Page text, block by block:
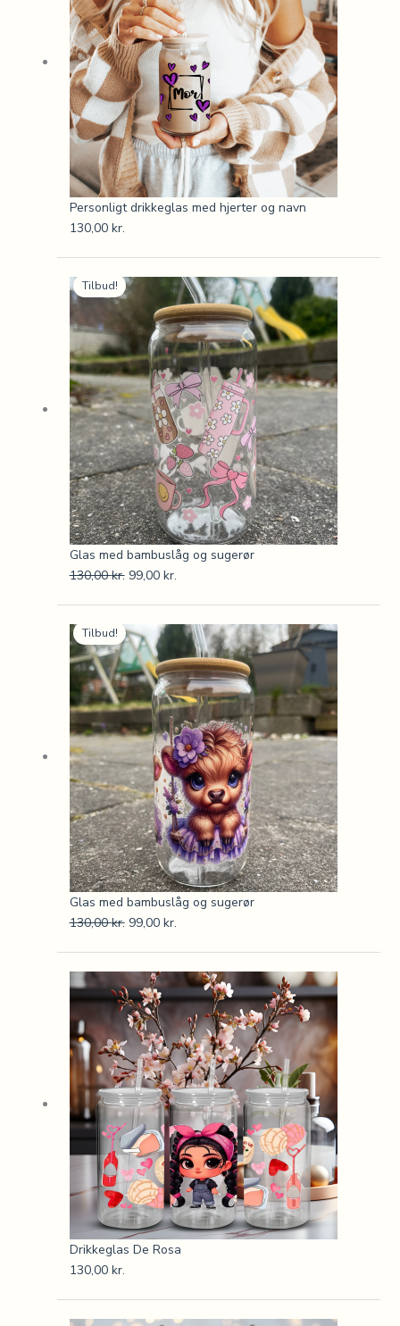
Personligt drikkeglas med hjerter og navn
130,00 kr.
Tilbud!
Glas med bambuslåg og sugerør
130,00kr.
oprindelige
pris
var:
130,00 kr..
99,00 kr.
aktuelle
pris
er:
99,00 kr..
Tilbud!
Glas med bambuslåg og sugerør
130,00kr.
oprindelige
pris
var:
130,00 kr..
99,00 kr.
aktuelle
pris
er:
99,00 kr..
Drikkeglas De Rosa
130,00 kr.